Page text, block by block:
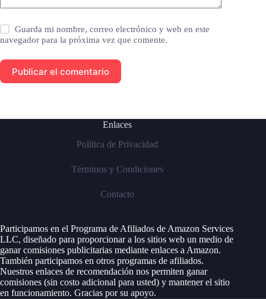
Guarda mi nombre, correo electrónico y web en este
navegador para la próxima vez que comente.
Publicar el comentario
Enlaces
Política de Privacidad
Términos y Condiciones
Contacto
Participamos en el Programa de Afiliados de Amazon Services
LLC, diseñado para proporcionar a los sitios web un medio de
ganar comisiones publicitarias mediante enlaces a Amazon.
También participamos en otros programas de afiliados.
Nuestros enlaces de recomendación nos permiten ganar
comisiones (sin costo adicional para usted) y mantener el sitio
en funcionamiento. Gracias por su apoyo.